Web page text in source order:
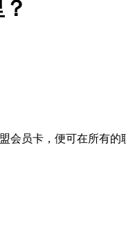
会员卡，便可在所有